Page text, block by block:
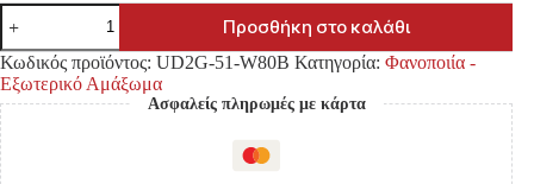
ΦΡΥΔΙ
ΠΡΟΦΥΛΑΚΤΗΡΑ
FORD
RANGER
'06-
'09
ΕΜΠΡΟΣ
LH
ποσότητα
Προσθήκη στο καλάθι
Κωδικός προϊόντος: UD2G-51-W80B Κατηγορία: Φανοποιία -
Εξωτερικό Αμάξωμα
Ασφαλείς πληρωμές με κάρτα